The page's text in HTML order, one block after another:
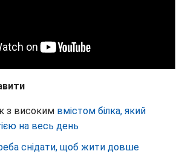
з високим вмістом білка, який
на весь день
снідати, щоб жити довше